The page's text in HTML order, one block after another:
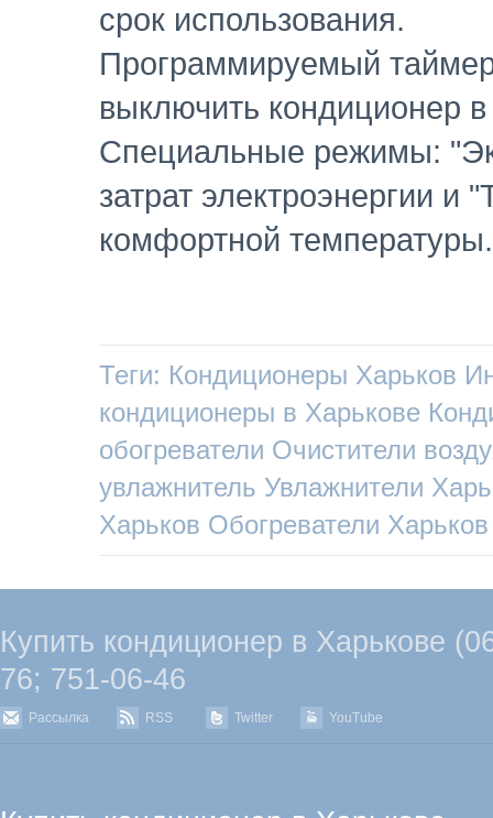
срок использования.
Программируемый
выключить кондиционер
Специальные режимы:
затрат электроэнергии и
комфортной температуры.
Теги: Кондиционеры Харьков
кондиционеры в Харькове
обогреватели Очистители
увлажнитель Увлажнители
Харьков Обогреватели Харьков
Купить кондиционер в Харькове
76; 751-06-46
Рассылка RSS Twitter YouTube